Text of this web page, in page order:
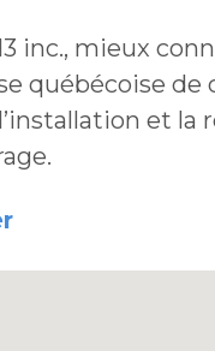
inc., mieux
québécoise de
et